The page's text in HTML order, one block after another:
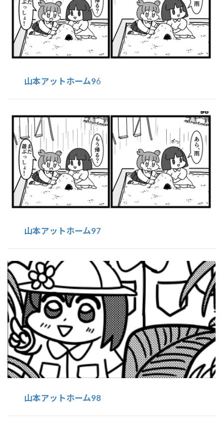
山本アットホーム96
山本アットホーム97
山本アットホーム98